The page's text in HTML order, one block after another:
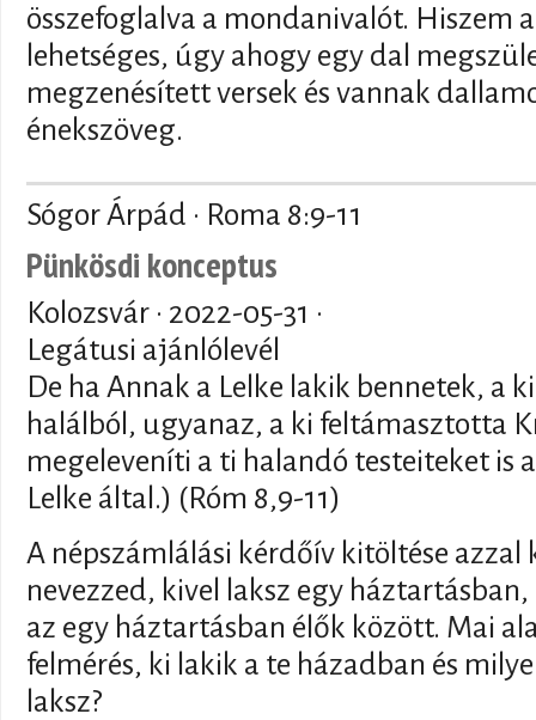
összefoglalva a mondanivalót. Hiszem
lehetséges, úgy ahogy egy dal
megzenésített versek és vannak
énekszöveg.
Sógor Árpád · Roma 8:9-11
Pünkösdi konceptus
Kolozsvár · 2022-05-31 ·
Legátusi ajánlólevél
De ha Annak a Lelke lakik bennetek, a
halálból, ugyanaz, a ki feltámasztotta
megeleveníti a ti halandó testeiteket is
Lelke által.) (Róm 8,9-11)
A népszámlálási kérdőív kitöltése
nevezzed, kivel laksz egy
az egy háztartásban élők között. Mai
felmérés, ki lakik a te házadban és
laksz?